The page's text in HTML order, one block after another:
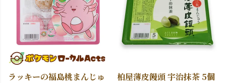
ラッキーの福島桃まんじゅ
柏屋薄皮饅頭 宇治抹茶 5個